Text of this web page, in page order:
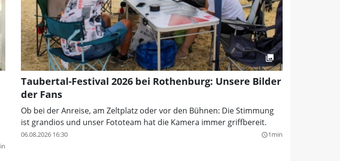
Taubertal-Festival 2026 bei Rothenburg: Unsere Bilder
der Fans
Ob bei der Anreise, am Zeltplatz oder vor den Bühnen: Die Stimmung
ist grandios und unser Fototeam hat die Kamera immer griffbereit.
06.08.2026 16:30 query_builder1min